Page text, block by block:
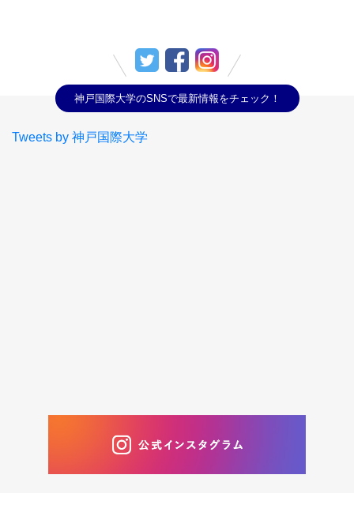
神戸国際大学のSNSで最新情報をチェック！
Tweets by 神戸国際大学